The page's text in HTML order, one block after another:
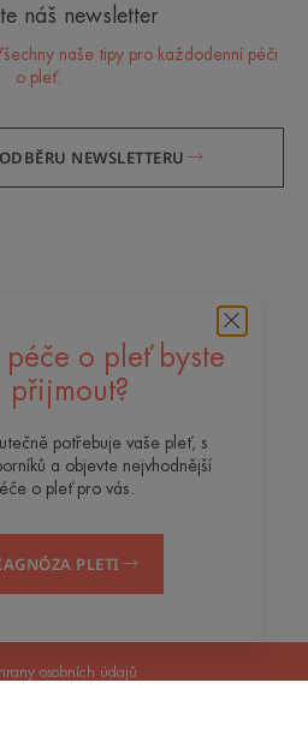
péče o pleť byste
přijmout?
potřebuje vaše pleť, s
a objevte nejvhodnější
o pleť pro vás.
PLETI
náš newsletter
naše tipy pro každodenní péči
o pleť.
NEWSLETTERU
O nás
kladené otázky
osobních údajů